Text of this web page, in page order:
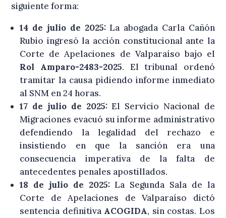
siguiente forma:
14 de julio de 2025:La abogada Carla Cañón
Rubio ingresó la acción constitucional ante la
Corte de Apelaciones de Valparaíso bajo el
Rol Amparo-2483-2025. El tribunal ordenó
tramitar la causa pidiendo informe inmediato
al SNM en 24 horas.
17 de julio de 2025:El Servicio Nacional de
Migraciones evacuó su informe administrativo
defendiendo la legalidad del rechazo e
insistiendo en que la sanción era una
consecuencia imperativa de la falta de
antecedentes penales apostillados.
18 de julio de 2025:La Segunda Sala de la
Corte de Apelaciones de Valparaíso dictó
sentencia definitiva ACOGIDA, sin costas. Los